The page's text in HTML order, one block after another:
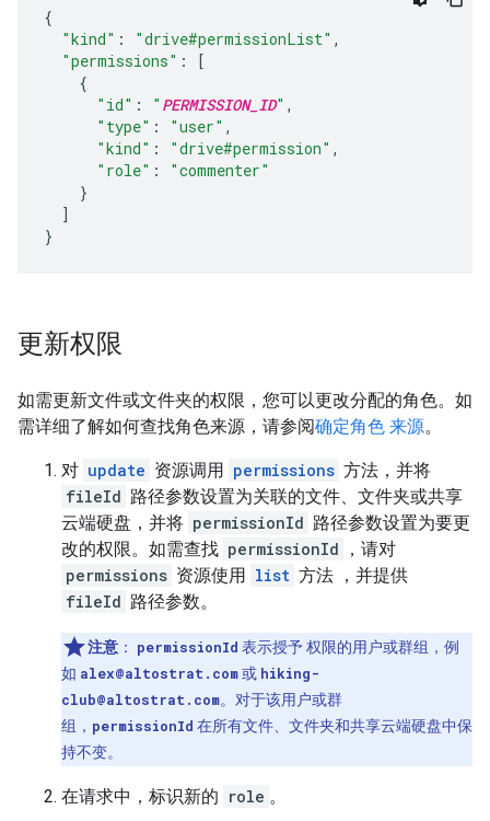
{
"kind" : "drive#permissionList" ,
"permissions" :
[
{
"id" : " PERMISSION_ID" ,
"type" : "user" ,
"kind" : "drive#permission" ,
"role" :
"commenter"
}
]
}
更新权限
如需更新文件或文件夹的权限，您可以更改分配的角色。如
需详细了解如何查找角色来源，请参阅确定角色 来源。
对 update 资源调用 permissions 方法，并将
fileId 路径参数设置为关联的文件、文件夹或共享
云端硬盘，并将 permissionId 路径参数设置为要更
改的权限。如需查找 permissionId
，请对
permissions 资源使用 list 方法 ，并提供
fileId 路径参数。
注意 ： permissionId 表示授予 权限的用户或群组，例
如 alex@altostrat.com或 hiking-
club@altostrat.com。对于该用户或群
组， permissionId 在所有文件、文件夹和共享云端硬盘中保
持不变。
在请求中，标识新的 role 。